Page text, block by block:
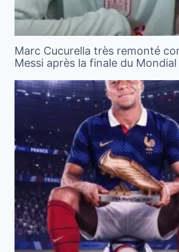
Marc Cucurella très remonté
Messi après la finale du Mondial